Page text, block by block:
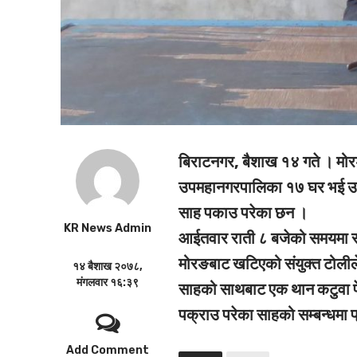
KR News Admin
१४ बैशाख २०७८,
मंगलवार १६:३९
Add Comment
बिराटनगर, बैशाख १४ गते ।
उपमहानगरपालिका १७ घर भई
साह पकाउ परेका छन ।
आईतवार राती ८ बजेको समयमा
मोरङबाट खटिएको संयुक्त
साहको साथबाट एक थान कटुवा
पक्राउ परेका साहको